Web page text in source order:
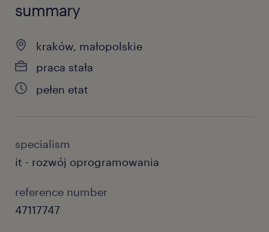
summary
kraków, małopolskie
praca stała
pełen etat
specialism
it - rozwój oprogramowania
reference number
47117747